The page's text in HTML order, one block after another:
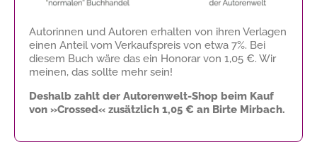
Autorinnen und Autoren erhalten von ihren Verlagen
einen Anteil vom Verkaufspreis von etwa 7%. Bei
diesem Buch wäre das ein Honorar von 1,05 €. Wir
meinen, das sollte mehr sein!
Deshalb zahlt der Autorenwelt-Shop beim Kauf
von »Crossed« zusätzlich 1,05 € an Birte Mirbach.